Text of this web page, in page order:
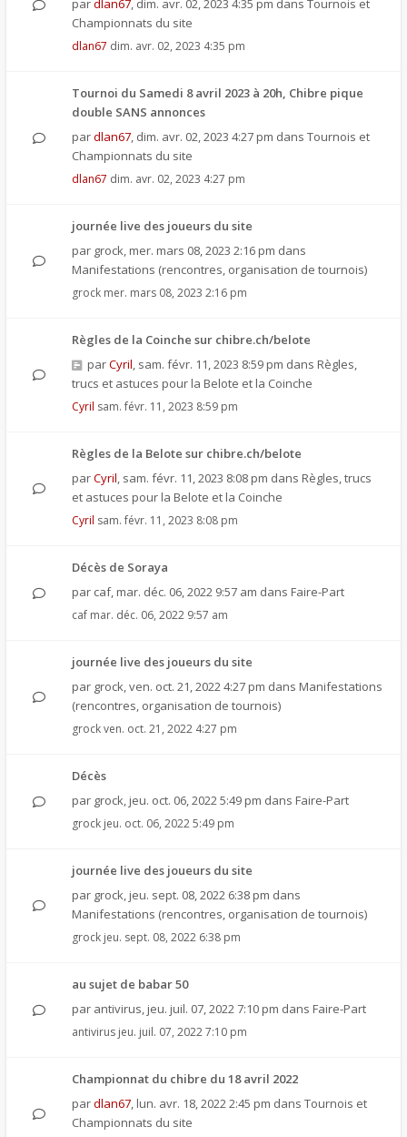
pardlan67, dim. avr. 02, 2023 4:35 pm dans Tournois et
Championnats du site
dlan67 dim. avr. 02, 2023 4:35 pm
Tournoi du Samedi 8 avril 2023 à 20h, Chibre pique
double SANS annonces
pardlan67, dim. avr. 02, 2023 4:27 pm dans Tournois et
Championnats du site
dlan67 dim. avr. 02, 2023 4:27 pm
journée live des joueurs du site
par grock, mer. mars 08, 2023 2:16 pm dans
Manifestations (rencontres, organisation de tournois)
grock mer. mars 08, 2023 2:16 pm
Règles de la Coinche sur chibre.ch/belote
parCyril, sam. févr. 11, 2023 8:59 pm dans Règles,
trucs et astuces pour la Belote et la Coinche
Cyril sam. févr. 11, 2023 8:59 pm
Règles de la Belote sur chibre.ch/belote
parCyril, sam. févr. 11, 2023 8:08 pm dans Règles, trucs
et astuces pour la Belote et la Coinche
Cyril sam. févr. 11, 2023 8:08 pm
Décès de Soraya
par caf, mar. déc. 06, 2022 9:57 am dans Faire-Part
caf mar. déc. 06, 2022 9:57 am
journée live des joueurs du site
par grock,ven. oct. 21, 2022 4:27 pm dans Manifestations
(rencontres, organisation de tournois)
grockven. oct. 21, 2022 4:27 pm
Décès
par grock, jeu. oct. 06, 2022 5:49 pm dans Faire-Part
grock jeu. oct. 06, 2022 5:49 pm
journée live des joueurs du site
par grock, jeu. sept. 08, 2022 6:38 pm dans
Manifestations (rencontres, organisation de tournois)
grock jeu. sept. 08, 2022 6:38 pm
au sujet de babar 50
par antivirus, jeu. juil. 07, 2022 7:10 pm dans Faire-Part
antivirus jeu. juil. 07, 2022 7:10 pm
Championnat du chibre du 18 avril 2022
pardlan67, lun. avr. 18, 2022 2:45 pm dans Tournois et
Championnats du site